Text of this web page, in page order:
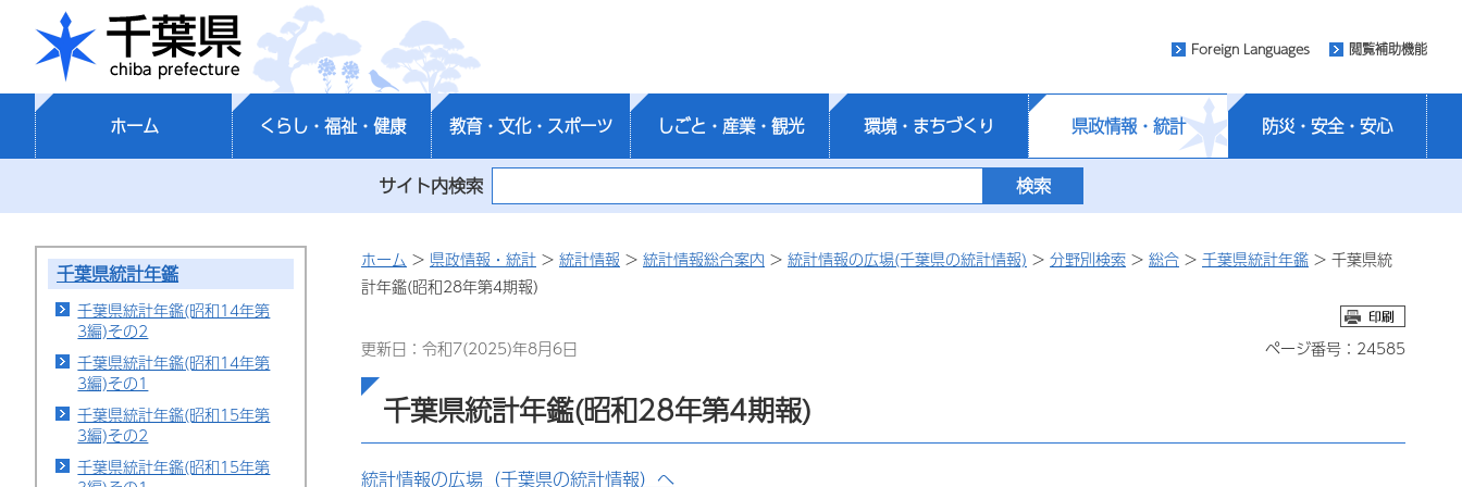
千葉県
Foreign Languages 閲覧補助機能
ホーム くらし・福祉・健康 教育・文化・スポーツ しごと・産業・観光 環境・まちづくり 県政情報・統計 防災・安全・安心
サイト内検索
千葉県統計年鑑
千葉県統計年鑑(昭和14年第
3編)その2
千葉県統計年鑑(昭和14年第
3編)その1
千葉県統計年鑑(昭和15年第
3編)その2
千葉県統計年鑑(昭和15年第
ホーム > 県政情報・統計 > 統計情報 > 統計情報総合案内 > 統計情報の広場(千葉県の統計情報) > 分野別検索 > 総合 > 千葉県統計年鑑 > 千葉県統
計年鑑(昭和28年第4期報)
更新日：令和7(2025)年8月6日 ページ番号：24585
千葉県統計年鑑(昭和28年第4期報)
統計情報の広場（千葉県の統計情報）へ